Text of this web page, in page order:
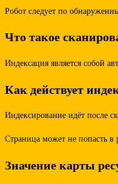
Робот следует по
Что такое
Индексация является собой
Как действует
Индексирование идёт после
Страница может не попасть в
Значение карты